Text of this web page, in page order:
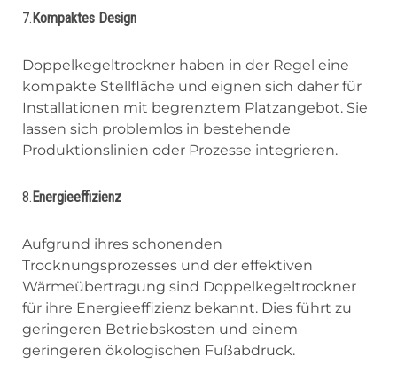
7.Kompaktes Design
Doppelkegeltrockner haben in der Regel eine
kompakte Stellfläche und eignen sich daher für
Installationen mit begrenztem Platzangebot. Sie
lassen sich problemlos in bestehende
Produktionslinien oder Prozesse integrieren.
8.Energieeffizienz
Aufgrund ihres schonenden
Trocknungsprozesses und der effektiven
Wärmeübertragung sind Doppelkegeltrockner
für ihre Energieeffizienz bekannt. Dies führt zu
geringeren Betriebskosten und einem
geringeren ökologischen Fußabdruck.